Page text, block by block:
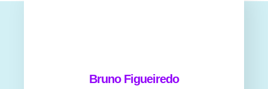
Bruno Figueiredo